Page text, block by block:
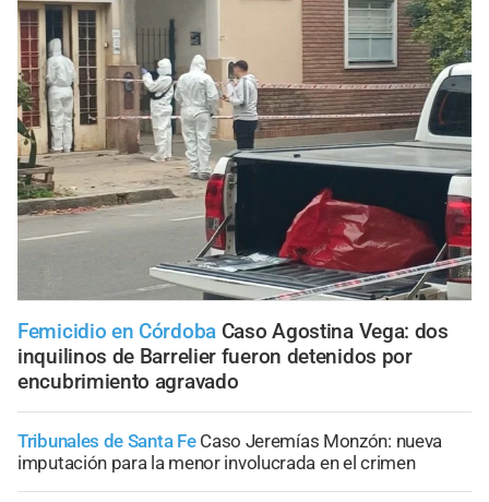
Femicidio en Córdoba Caso Agostina Vega: dos
inquilinos de Barrelier fueron detenidos por
encubrimiento agravado
Tribunales de Santa Fe Caso Jeremías Monzón: nueva
imputación para la menor involucrada en el crimen